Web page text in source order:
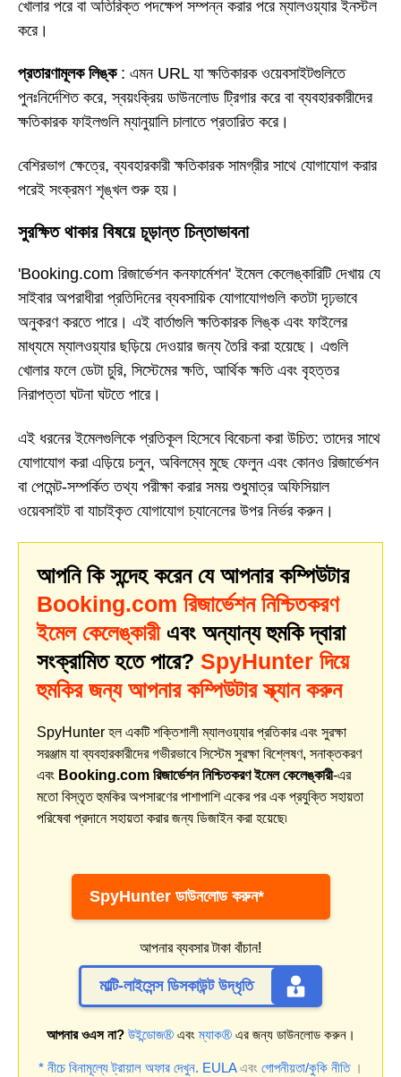
খোলার পরে বা অতিরিক্ত পদক্ষেপ সম্পন্ন করার পরে ম্যালওয়্যার ইনস্টল
করে।
প্রতারণামূলক লিঙ্ক: এমন URL যা ক্ষতিকারক ওয়েবসাইটগুলিতে
পুনঃনির্দেশিত করে, স্বয়ংক্রিয় ডাউনলোড ট্রিগার করে বা ব্যবহারকারীদের
ক্ষতিকারক ফাইলগুলি ম্যানুয়ালি চালাতে প্রতারিত করে।
বেশিরভাগ ক্ষেত্রে, ব্যবহারকারী ক্ষতিকারক সামগ্রীর সাথে যোগাযোগ করার
পরেই সংক্রমণ শৃঙ্খল শুরু হয়।
সুরক্ষিত থাকার বিষয়ে চূড়ান্ত চিন্তাভাবনা
'Booking.com রিজার্ভেশন কনফার্মেশন' ইমেল কেলেঙ্কারিটি দেখায় যে
সাইবার অপরাধীরা প্রতিদিনের ব্যবসায়িক যোগাযোগগুলি কতটা দৃঢ়ভাবে
অনুকরণ করতে পারে। এই বার্তাগুলি ক্ষতিকারক লিঙ্ক এবং ফাইলের
মাধ্যমে ম্যালওয়্যার ছড়িয়ে দেওয়ার জন্য তৈরি করা হয়েছে। এগুলি
খোলার ফলে ডেটা চুরি, সিস্টেমের ক্ষতি, আর্থিক ক্ষতি এবং বৃহত্তর
নিরাপত্তা ঘটনা ঘটতে পারে।
এই ধরনের ইমেলগুলিকে প্রতিকূল হিসেবে বিবেচনা করা উচিত: তাদের সাথে
যোগাযোগ করা এড়িয়ে চলুন, অবিলম্বে মুছে ফেলুন এবং কোনও রিজার্ভেশন
বা পেমেন্ট-সম্পর্কিত তথ্য পরীক্ষা করার সময় শুধুমাত্র অফিসিয়াল
ওয়েবসাইট বা যাচাইকৃত যোগাযোগ চ্যানেলের উপর নির্ভর করুন।
আপনি কি সন্দেহ করেন যে আপনার কম্পিউটার
Booking.com রিজার্ভেশন নিশ্চিতকরণ
ইমেল কেলেঙ্কারীএবং অন্যান্য হুমকি দ্বারা
সংক্রামিত হতে পারে? SpyHunter দিয়ে
হুমকির জন্য আপনার কম্পিউটার স্ক্যান করুন
SpyHunter হল একটি শক্তিশালী ম্যালওয়্যার প্রতিকার এবং সুরক্ষা
সরঞ্জাম যা ব্যবহারকারীদের গভীরভাবে সিস্টেম সুরক্ষা বিশ্লেষণ, সনাক্তকরণ
এবং Booking.com রিজার্ভেশন নিশ্চিতকরণ ইমেল কেলেঙ্কারী-এর
মতো বিস্তৃত হুমকির অপসারণের পাশাপাশি একের পর এক প্রযুক্তি সহায়তা
পরিষেবা প্রদানে সহায়তা করার জন্য ডিজাইন করা হয়েছে৷
SpyHunter ডাউনলোড করুন*
আপনার ব্যবসার টাকা বাঁচান!
মাল্টি-লাইসেন্স ডিসকাউন্ট উদ্ধৃতি
আপনার ওএস না? উইন্ডোজ®এবংম্যাক®এর জন্য ডাউনলোড করুন।
* নীচে বিনামূল্যে ট্রায়াল অফার দেখুন. EULAএবং গোপনীয়তা/কুকি নীতি।